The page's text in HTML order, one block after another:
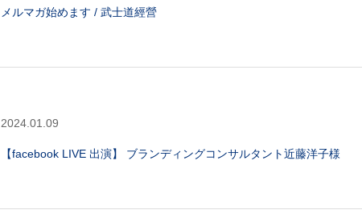
メルマガ始めます / 武士道經營
2024.01.09
【facebook LIVE 出演】 ブランディングコンサルタント近藤洋子様